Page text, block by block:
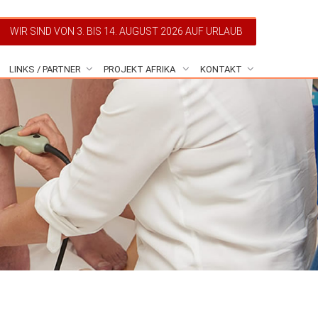
WIR SIND VON 3. BIS 14. AUGUST 2026 AUF URLAUB
LINKS / PARTNER PROJEKT AFRIKA KONTAKT